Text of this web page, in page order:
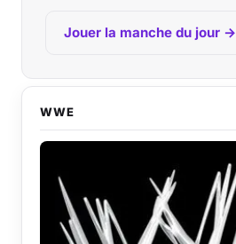
Jouer la manche du jour →
WWE